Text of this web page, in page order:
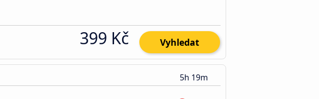
399 Kč Vyhledat
5h 19m